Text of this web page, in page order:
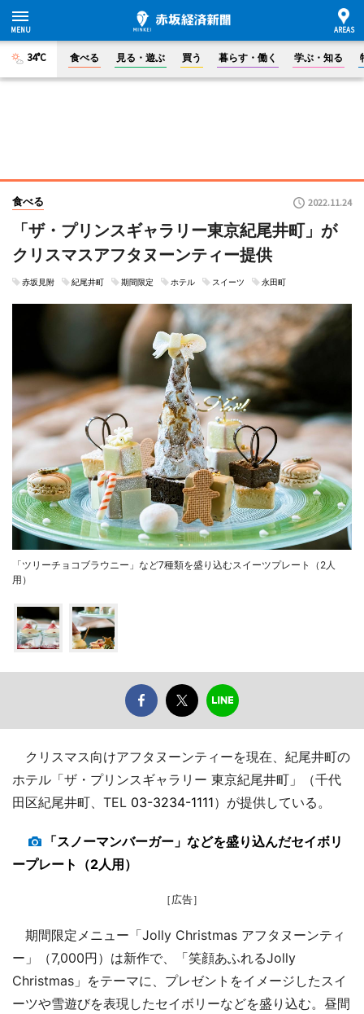
34°C 食べる 見る・遊ぶ 買う 暮らす・働く 学ぶ・知る
食べる 2022.11.24
「ザ・プリンスギャラリー東京紀尾井町」が
クリスマスアフタヌーンティー提供
赤坂見附 紀尾井町 期間限定 ホテル スイーツ 永田町
「ツリーチョコブラウニー」など7種類を盛り込むスイーツプレート（2人
用）
クリスマス向けアフタヌーンティーを現在、紀尾井町の
ホテル「ザ・プリンスギャラリー 東京紀尾井町」（千代
田区紀尾井町、TEL 03-3234-1111）が提供している。
「スノーマンバーガー」などを盛り込んだセイボリ
ープレート（2人用）
［広告］
期間限定メニュー「Jolly Christmas アフタヌーンティ
ー」（7,000円）は新作で、「笑顔あふれるJolly
Christmas」をテーマに、プレゼントをイメージしたスイ
ーツや雪遊びを表現したセイボリーなどを盛り込む。昼間